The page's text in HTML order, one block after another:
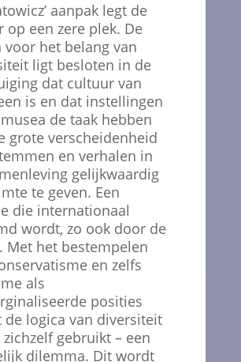
aanpak legt de
op een zere plek. De
voor het belang van
ligt besloten in de
dat cultuur van
is en dat instellingen
de taak hebben
grote verscheidenheid
en verhalen in
gelijkwaardig
te geven. Een
die internationaal
wordt, zo ook door de
Met het bestempelen
en zelfs
als
posities
de logica van diversiteit
gebruikt – een
dilemma. Dit wordt